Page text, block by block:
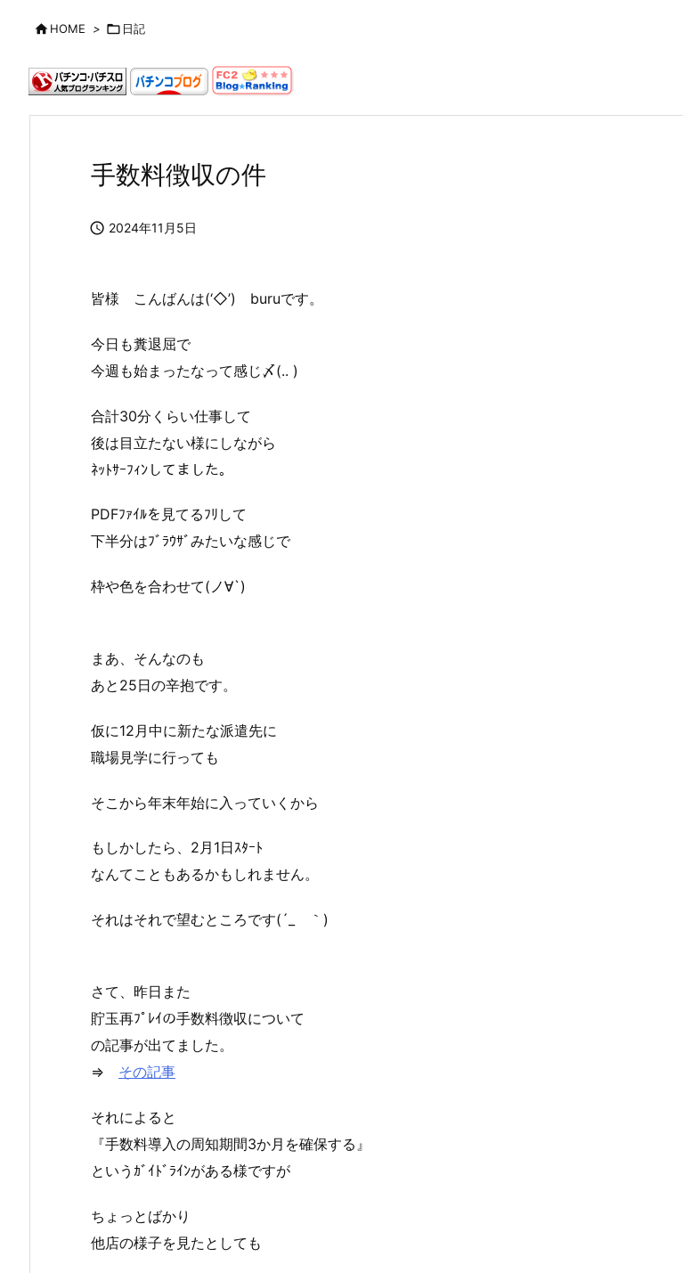
HOME >  日記
手数料徴収の件
 2024年11月5日
皆様 こんばんは(‘◇’)ゞburuです。
今日も糞退屈で
今週も始まったなって感じ〆(.. )
合計30分くらい仕事して
後は目立たない様にしながら
ﾈｯﾄｻｰﾌｨﾝしてました。
PDFﾌｧｲﾙを見てるﾌﾘして
下半分はﾌﾞﾗｳｻﾞみたいな感じで
枠や色を合わせて(ノ∀`)
まあ、そんなのも
あと25日の辛抱です。
仮に12月中に新たな派遣先に
職場見学に行っても
そこから年末年始に入っていくから
もしかしたら、2月1日ｽﾀｰﾄ
なんてこともあるかもしれません。
それはそれで望むところです(´_ゝ｀)
さて、昨日また
貯玉再ﾌﾟﾚｲの手数料徴収について
の記事が出てました。
⇒ その記事
それによると
『手数料導入の周知期間3か月を確保する』
というｶﾞｲﾄﾞﾗｲﾝがある様ですが
ちょっとばかり
他店の様子を見たとしても